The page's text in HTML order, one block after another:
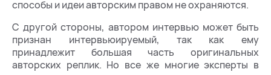
способы и идеи авторским правом не охраняются.
С другой стороны, автором интервью может быть
признан интервьюируемый, так как ему
принадлежит большая часть оригинальных
авторских реплик. Но все же многие эксперты в